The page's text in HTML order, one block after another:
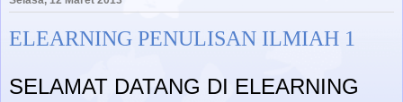
ELEARNING PENULISAN ILMIAH 1
SELAMAT DATANG DI ELEARNING